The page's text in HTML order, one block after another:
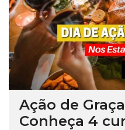
Ação de
Conheça 4